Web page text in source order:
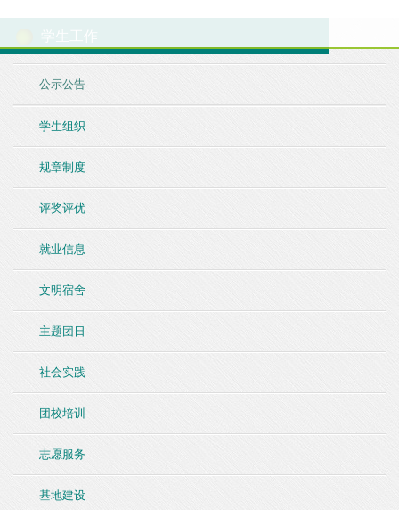
学生工作
公示公告
学生组织
规章制度
评奖评优
就业信息
文明宿舍
主题团日
社会实践
团校培训
志愿服务
基地建设